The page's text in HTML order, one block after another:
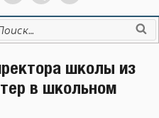
школы из
в школьном